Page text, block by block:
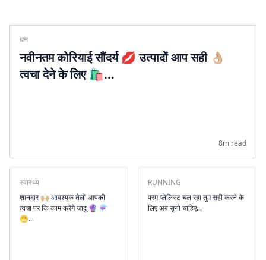
धन
नवीनतम कोरियाई सौंदर्य 💋 उत्पादों आप सही 👌🏼
त्वचा देने के लिए 🛍...
8m read
स्वास्थ्य
शानदार 🙌🏼 आवश्यक तेलों आपकी
त्वचा पर कि काम करेंगे जादू 🔮 ⚗️
😁...
RUNNING
परम प्लेलिस्ट चल रहा तुम सही करने के
लिए अब सुनो चाहिए...